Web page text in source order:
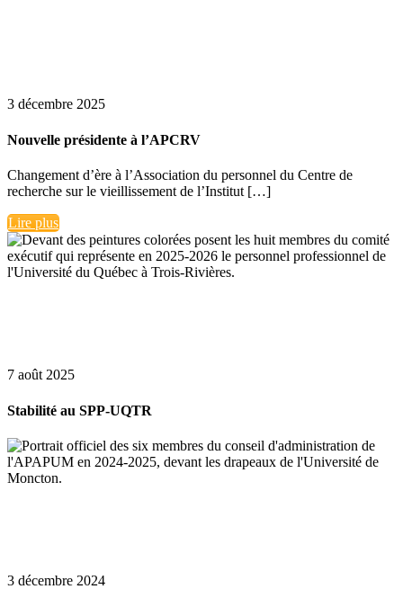
3 décembre 2025
Nouvelle présidente à l’APCRV
Changement d’ère à l’Association du personnel du Centre de
recherche sur le vieillissement de l’Institut […]
Lire plus
7 août 2025
Stabilité au SPP-UQTR
3 décembre 2024